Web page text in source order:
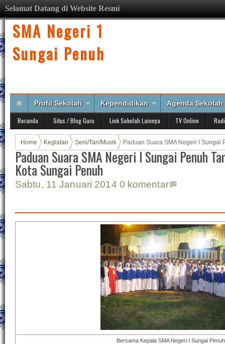
Selamat Datang di Website Resmi
SMA Negeri 1
Sungai Penuh
Profil Sekolah Kependidikan Agenda Sekolah
Beranda Situs / Blog Guru Link Sekolah Lainnya TV Online
Home Kegiatan Seni/Tari/Musik Paduan Suara SMA Negeri I Sungai
Sungai Penuh
Paduan Suara SMA Negeri I Sungai Penuh
Kota Sungai Penuh
Sabtu, 11 Januari 2014 0 komentar
Bersama Kepala SMA Negeri I Sungai Penuh